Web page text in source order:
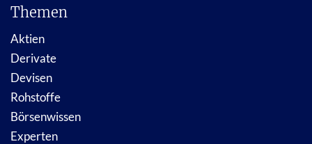
Themen
Aktien
Derivate
Devisen
Rohstoffe
Börsenwissen
Experten